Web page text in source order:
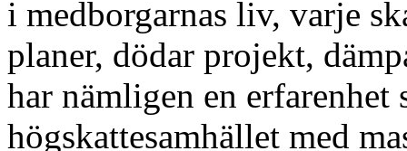
i medborgarnas liv, varje
planer, dödar projekt,
har nämligen en
högskattesamhället med